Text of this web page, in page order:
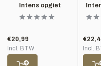
Intens opgiet
€20,99
Incl. BTW
Incl.